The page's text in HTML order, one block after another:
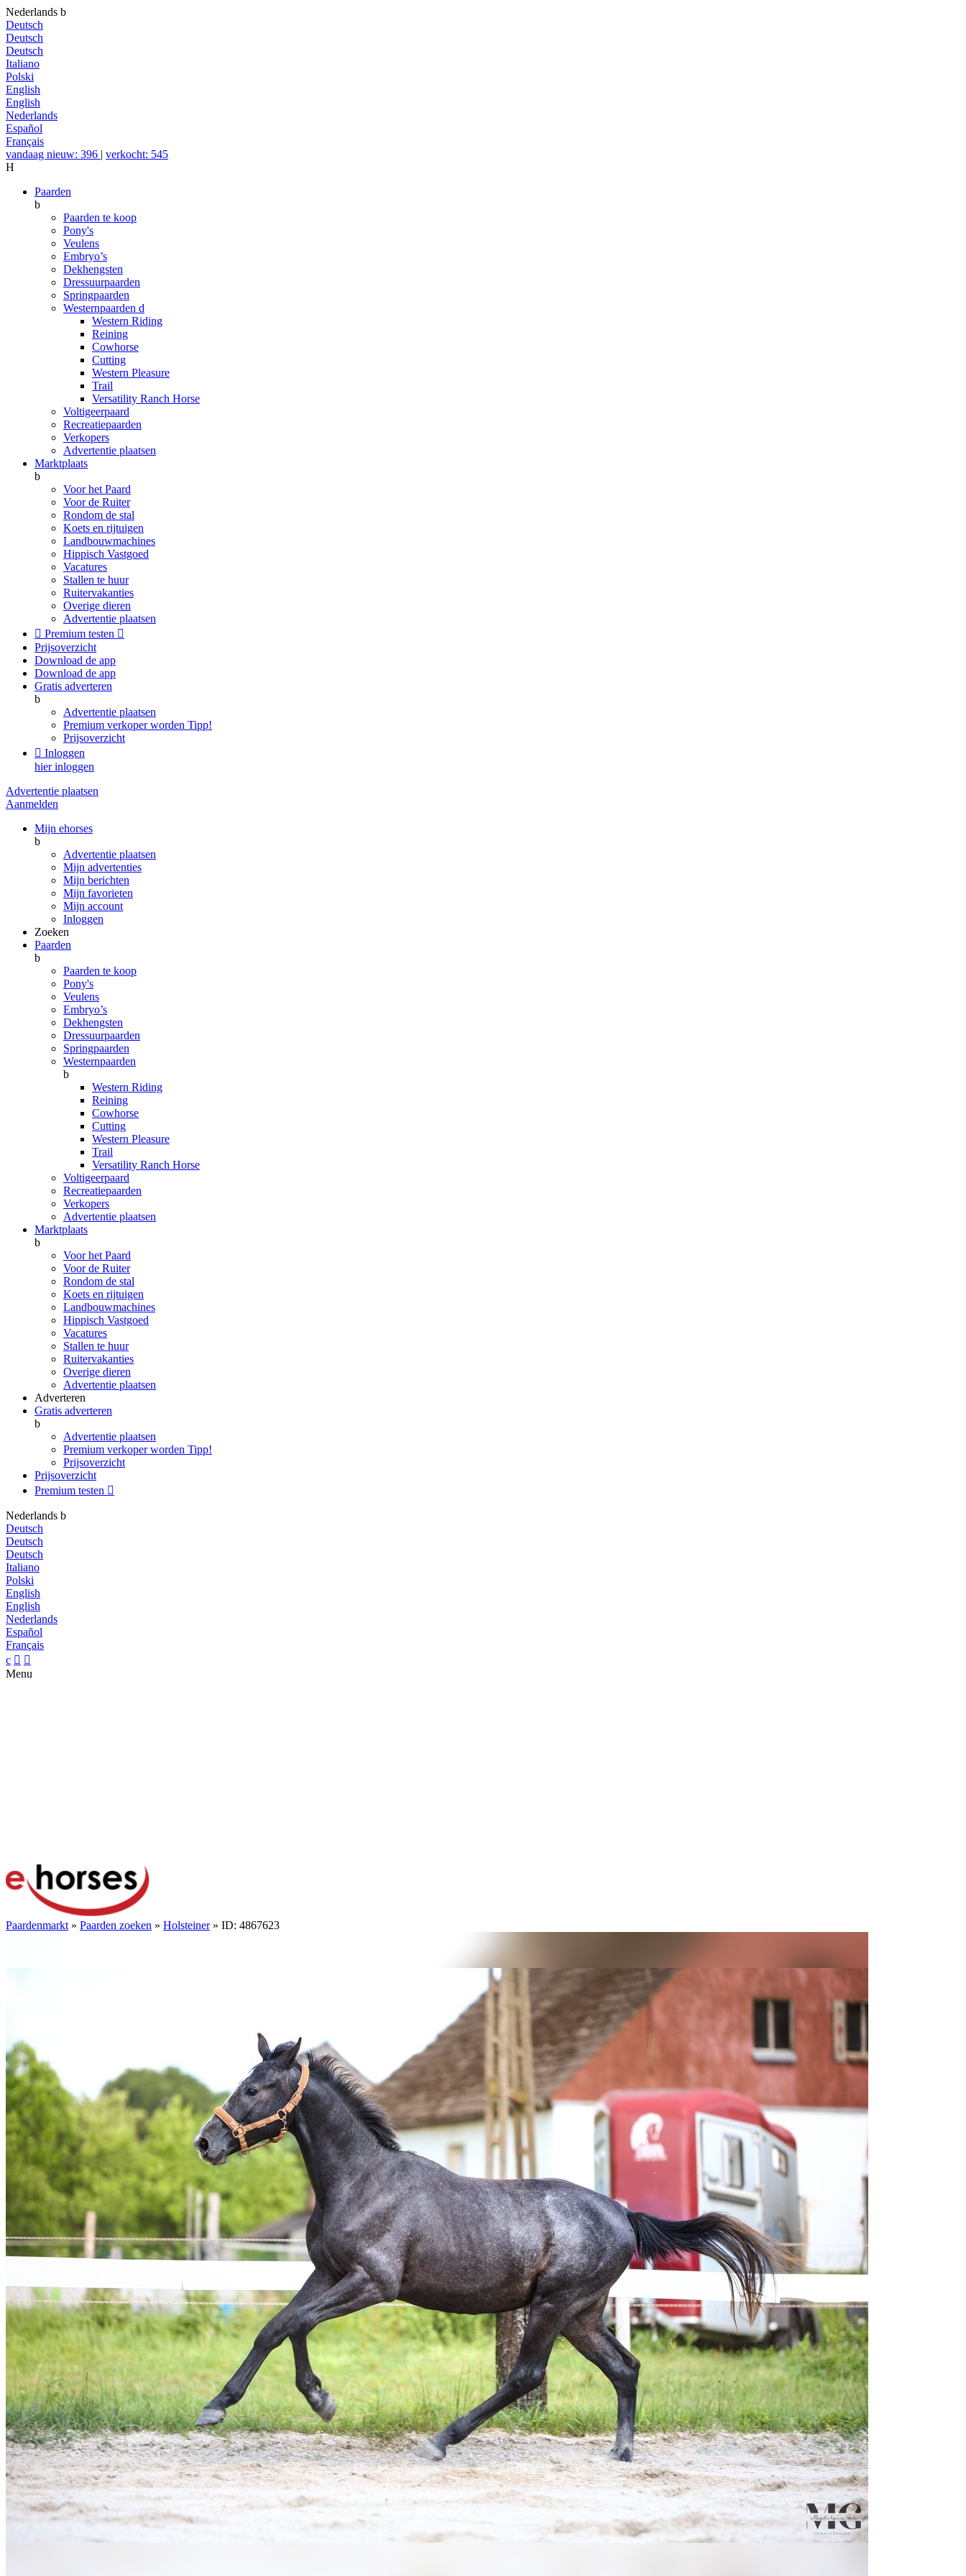
Nederlands b
Deutsch
Deutsch
Deutsch
Italiano
Polski
English
English
Nederlands
Español
Français
vandaag nieuw: 396 | verkocht: 545
H
Paarden
b
Paarden te koop
Pony's
Veulens
Embryo’s
Dekhengsten
Dressuurpaarden
Springpaarden
Westernpaarden d
Western Riding
Reining
Cowhorse
Cutting
Western Pleasure
Trail
Versatility Ranch Horse
Voltigeerpaard
Recreatiepaarden
Verkopers
Advertentie plaatsen
Marktplaats
b
Voor het Paard
Voor de Ruiter
Rondom de stal
Koets en rijtuigen
Landbouwmachines
Hippisch Vastgoed
Vacatures
Stallen te huur
Ruitervakanties
Overige dieren
Advertentie plaatsen
 Premium testen 
Prijsoverzicht
Download de app
Download de app
Gratis adverteren
b
Advertentie plaatsen
Premium verkoper worden Tipp!
Prijsoverzicht
 Inloggen
hier inloggen
Advertentie plaatsen
Aanmelden
Mijn ehorses
b
Advertentie plaatsen
Mijn advertenties
Mijn berichten
Mijn favorieten
Mijn account
Inloggen
Zoeken
Paarden
b
Paarden te koop
Pony's
Veulens
Embryo’s
Dekhengsten
Dressuurpaarden
Springpaarden
Westernpaarden
b
Western Riding
Reining
Cowhorse
Cutting
Western Pleasure
Trail
Versatility Ranch Horse
Voltigeerpaard
Recreatiepaarden
Verkopers
Advertentie plaatsen
Marktplaats
b
Voor het Paard
Voor de Ruiter
Rondom de stal
Koets en rijtuigen
Landbouwmachines
Hippisch Vastgoed
Vacatures
Stallen te huur
Ruitervakanties
Overige dieren
Advertentie plaatsen
Adverteren
Gratis adverteren
b
Advertentie plaatsen
Premium verkoper worden Tipp!
Prijsoverzicht
Prijsoverzicht
Premium testen 
Nederlands b
Deutsch
Deutsch
Deutsch
Italiano
Polski
English
English
Nederlands
Español
Français
c  
Menu
Paardenmarkt » Paarden zoeken » Holsteiner» ID: 4867623